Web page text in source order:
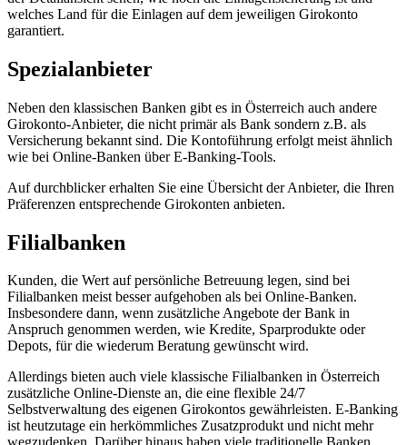
welches Land für die Einlagen auf dem jeweiligen Girokonto
garantiert.
Spezialanbieter
Neben den klassischen Banken gibt es in Österreich auch andere
Girokonto-Anbieter, die nicht primär als Bank sondern z.B. als
Versicherung bekannt sind. Die Kontoführung erfolgt meist ähnlich
wie bei Online-Banken über E-Banking-Tools.
Auf durchblicker erhalten Sie eine Übersicht der Anbieter, die Ihren
Präferenzen entsprechende Girokonten anbieten.
Filialbanken
Kunden, die Wert auf persönliche Betreuung legen, sind bei
Filialbanken meist besser aufgehoben als bei Online-Banken.
Insbesondere dann, wenn zusätzliche Angebote der Bank in
Anspruch genommen werden, wie Kredite, Sparprodukte oder
Depots, für die wiederum Beratung gewünscht wird.
Allerdings bieten auch viele klassische Filialbanken in Österreich
zusätzliche Online-Dienste an, die eine flexible 24/7
Selbstverwaltung des eigenen Girokontos gewährleisten. E-Banking
ist heutzutage ein herkömmliches Zusatzprodukt und nicht mehr